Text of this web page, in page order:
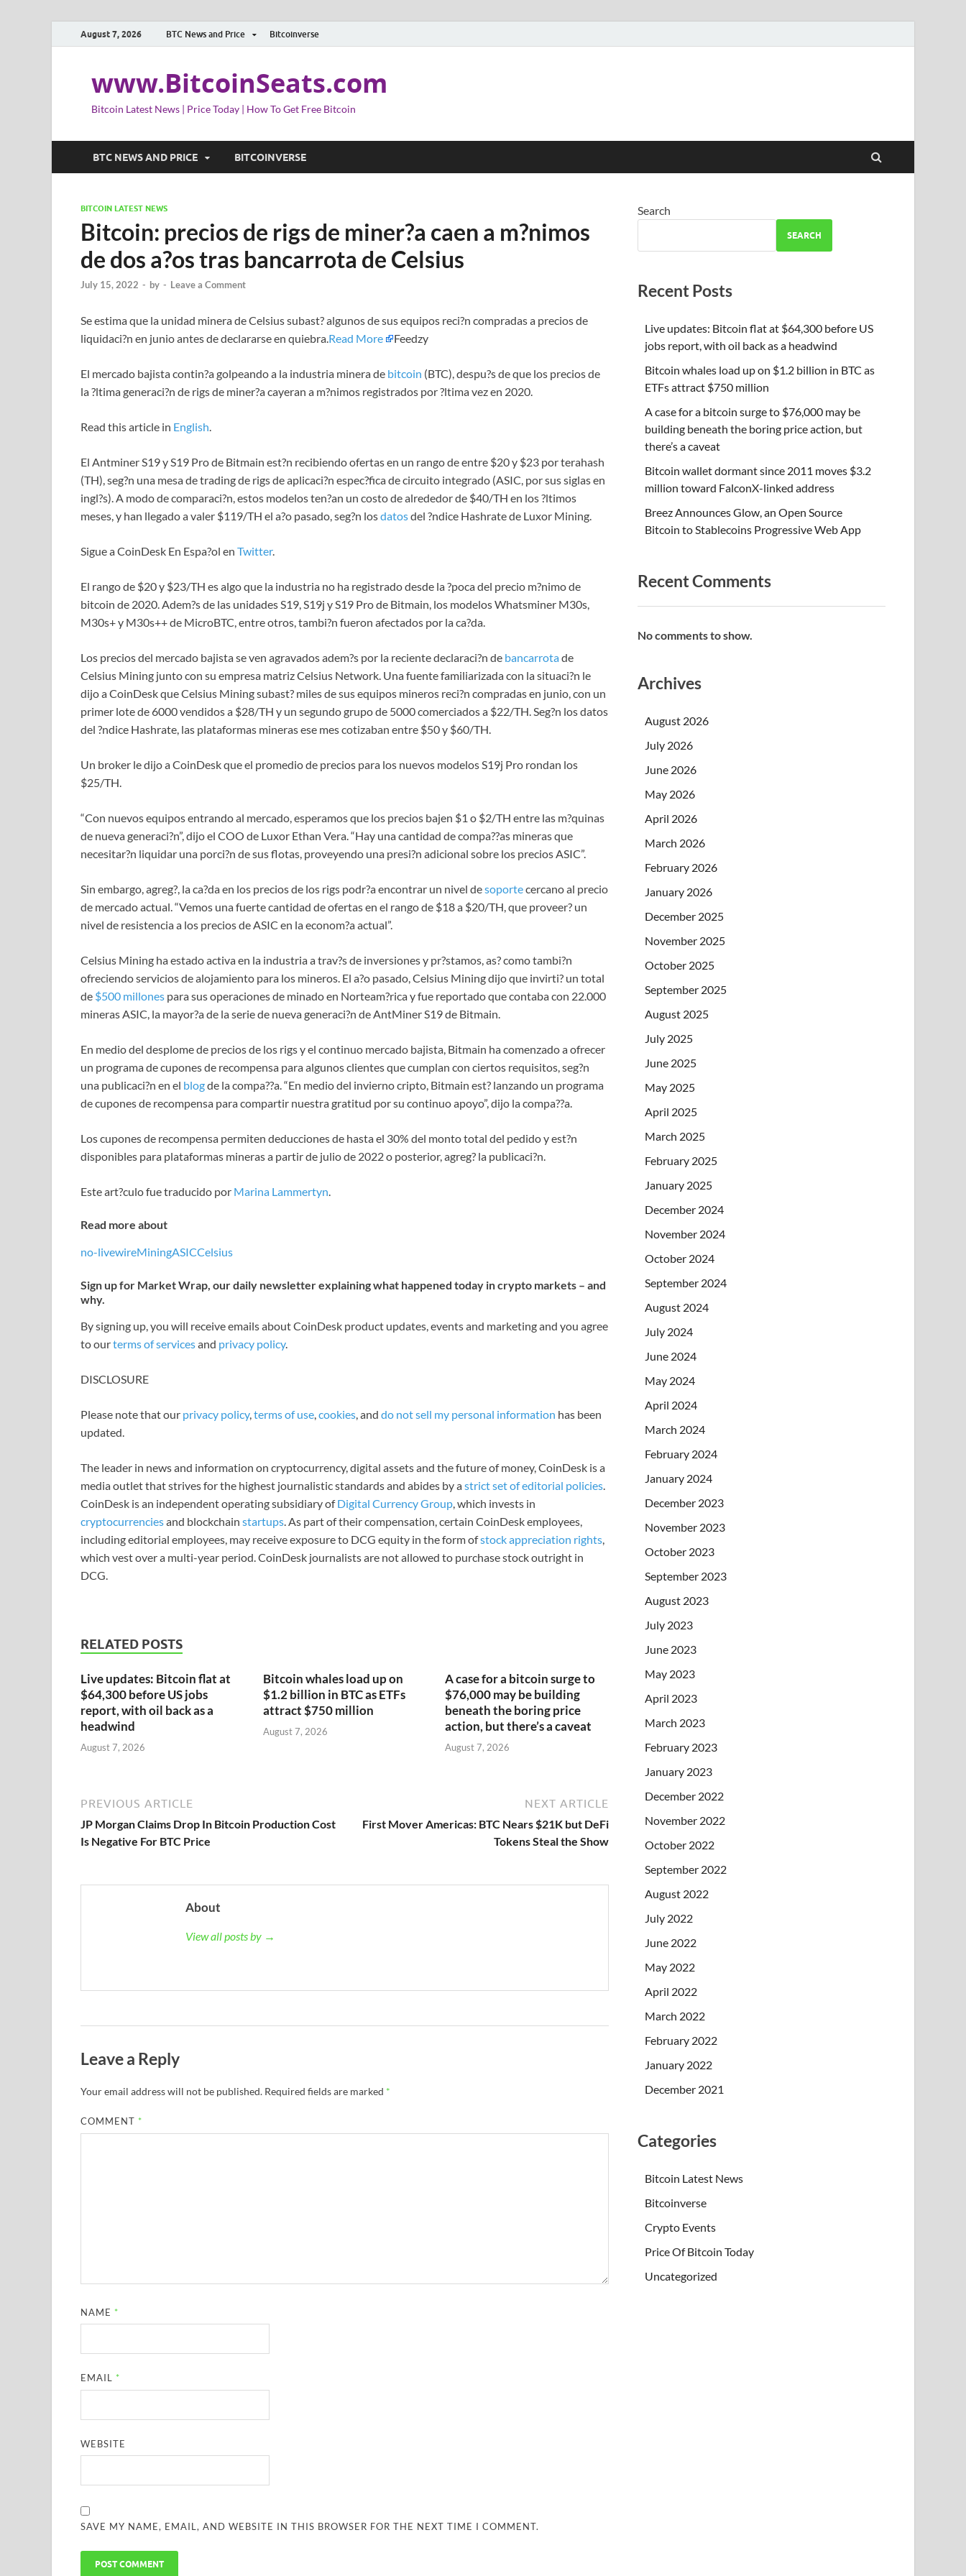
August 7, 2026 BTC News and Price Bitcoinverse
www.BitcoinSeats.com
Bitcoin Latest News | Price Today | How To Get Free Bitcoin
BTC NEWS AND PRICE BITCOINVERSE
BITCOIN LATEST NEWS
Bitcoin: precios de rigs de miner?a caen a m?nimos
de dos a?os tras bancarrota de Celsius
July 15, 2022 - by - Leave a Comment
Se estima que la unidad minera de Celsius subast? algunos de sus equipos reci?n compradas a precios de
liquidaci?n en junio antes de declararse en quiebra.Read More Feedzy
El mercado bajista contin?a golpeando a la industria minera de bitcoin (BTC), despu?s de que los precios de
la ?ltima generaci?n de rigs de miner?a cayeran a m?nimos registrados por ?ltima vez en 2020.
Read this article in English.
El Antminer S19 y S19 Pro de Bitmain est?n recibiendo ofertas en un rango de entre $20 y $23 por terahash
(TH), seg?n una mesa de trading de rigs de aplicaci?n espec?fica de circuito integrado (ASIC, por sus siglas en
ingl?s). A modo de comparaci?n, estos modelos ten?an un costo de alrededor de $40/TH en los ?ltimos
meses, y han llegado a valer $119/TH el a?o pasado, seg?n losdatosdel ?ndice Hashrate de Luxor Mining.
Sigue a CoinDesk En Espa?ol en Twitter.
El rango de $20 y $23/TH es algo que la industria no ha registrado desde la ?poca del precio m?nimo de
bitcoin de 2020. Adem?s de las unidades S19, S19j y S19 Pro de Bitmain, los modelos Whatsminer M30s,
M30s+ y M30s++ de MicroBTC, entre otros, tambi?n fueron afectados por la ca?da.
Los precios del mercado bajista se ven agravados adem?s por la reciente declaraci?n de bancarrotade
Celsius Mining junto con su empresa matriz Celsius Network. Una fuente familiarizada con la situaci?n le
dijo a CoinDesk que Celsius Mining subast? miles de sus equipos mineros reci?n compradas en junio, con un
primer lote de 6000 vendidos a $28/TH y un segundo grupo de 5000 comerciados a $22/TH. Seg?n los datos
del ?ndice Hashrate, las plataformas mineras ese mes cotizaban entre $50 y $60/TH.
Un broker le dijo a CoinDesk que el promedio de precios para los nuevos modelos S19j Pro rondan los
$25/TH.
“Con nuevos equipos entrando al mercado, esperamos que los precios bajen $1 o $2/TH entre las m?quinas
de nueva generaci?n”, dijo el COO de Luxor Ethan Vera. “Hay una cantidad de compa??as mineras que
necesitar?n liquidar una porci?n de sus flotas, proveyendo una presi?n adicional sobre los precios ASIC”.
Sin embargo, agreg?, la ca?da en los precios de los rigs podr?a encontrar un nivel desoportecercano al precio
de mercado actual. “Vemos una fuerte cantidad de ofertas en el rango de $18 a $20/TH, que proveer? un
nivel de resistencia a los precios de ASIC en la econom?a actual”.
Celsius Mining ha estado activa en la industria a trav?s de inversiones y pr?stamos, as? como tambi?n
ofreciendo servicios de alojamiento para los mineros. El a?o pasado, Celsius Mining dijo que invirti? un total
de $500 millones para sus operaciones de minado en Norteam?rica y fue reportado que contaba con 22.000
mineras ASIC, la mayor?a de la serie de nueva generaci?n de AntMiner S19 de Bitmain.
En medio del desplome de precios de los rigs y el continuo mercado bajista, Bitmain ha comenzado a ofrecer
un programa de cupones de recompensa para algunos clientes que cumplan con ciertos requisitos, seg?n
una publicaci?n en el blogde la compa??a. “En medio del invierno cripto, Bitmain est? lanzando un programa
de cupones de recompensa para compartir nuestra gratitud por su continuo apoyo”, dijo la compa??a.
Los cupones de recompensa permiten deducciones de hasta el 30% del monto total del pedido y est?n
disponibles para plataformas mineras a partir de julio de 2022 o posterior, agreg? la publicaci?n.
Este art?culo fue traducido por Marina Lammertyn.
Read more about
no-livewireMiningASICCelsius
Sign up for Market Wrap, our daily newsletter explaining what happened today in crypto markets – and
why.
By signing up, you will receive emails about CoinDesk product updates, events and marketing and you agree
to ourterms of servicesand privacy policy.
DISCLOSURE
Please note that our privacy policy,terms of use,cookies, and do not sell my personal information has been
updated.
The leader in news and information on cryptocurrency, digital assets and the future of money, CoinDesk is a
media outlet that strives for the highest journalistic standards and abides by astrict set of editorial policies.
CoinDesk is an independent operating subsidiary ofDigital Currency Group, which invests in
cryptocurrenciesand blockchain startups. As part of their compensation, certain CoinDesk employees,
including editorial employees, may receive exposure to DCG equity in the form ofstock appreciation rights,
which vest over a multi-year period. CoinDesk journalists are not allowed to purchase stock outright in
DCG.
RELATED POSTS
Live updates: Bitcoin flat at
$64,300 before US jobs
report, with oil back as a
headwind
August 7, 2026
Bitcoin whales load up on
$1.2 billion in BTC as ETFs
attract $750 million
August 7, 2026
A case for a bitcoin surge to
$76,000 may be building
beneath the boring price
action, but there’s a caveat
August 7, 2026
PREVIOUS ARTICLE
JP Morgan Claims Drop In Bitcoin Production Cost
Is Negative For BTC Price
NEXT ARTICLE
First Mover Americas: BTC Nears $21K but DeFi
Tokens Steal the Show
About
View all posts by →
Leave a Reply
Your email address will not be published. Required fields are marked *
COMMENT *
NAME *
EMAIL *
WEBSITE
SAVE MY NAME, EMAIL, AND WEBSITE IN THIS BROWSER FOR THE NEXT TIME I COMMENT.
Search
SEARCH
Recent Posts
Live updates: Bitcoin flat at $64,300 before US
jobs report, with oil back as a headwind
Bitcoin whales load up on $1.2 billion in BTC as
ETFs attract $750 million
A case for a bitcoin surge to $76,000 may be
building beneath the boring price action, but
there’s a caveat
Bitcoin wallet dormant since 2011 moves $3.2
million toward FalconX-linked address
Breez Announces Glow, an Open Source
Bitcoin to Stablecoins Progressive Web App
Recent Comments
No comments to show.
Archives
August 2026
July 2026
June 2026
May 2026
April 2026
March 2026
February 2026
January 2026
December 2025
November 2025
October 2025
September 2025
August 2025
July 2025
June 2025
May 2025
April 2025
March 2025
February 2025
January 2025
December 2024
November 2024
October 2024
September 2024
August 2024
July 2024
June 2024
May 2024
April 2024
March 2024
February 2024
January 2024
December 2023
November 2023
October 2023
September 2023
August 2023
July 2023
June 2023
May 2023
April 2023
March 2023
February 2023
January 2023
December 2022
November 2022
October 2022
September 2022
August 2022
July 2022
June 2022
May 2022
April 2022
March 2022
February 2022
January 2022
December 2021
Categories
Bitcoin Latest News
Bitcoinverse
Crypto Events
Price Of Bitcoin Today
Uncategorized